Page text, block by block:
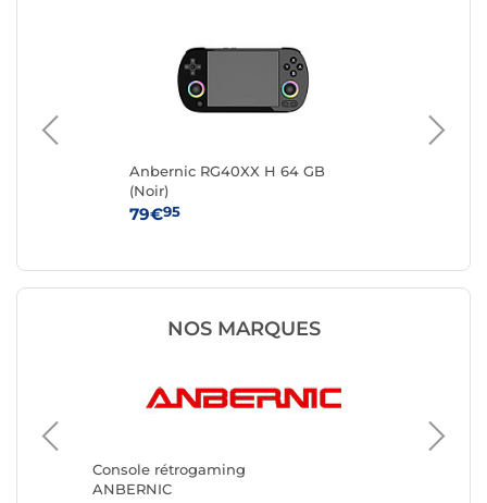
Anbernic RG40XX H 64 GB
(Noir)
79€95
NOS MARQUES
Console rétrogaming
ANBERNIC